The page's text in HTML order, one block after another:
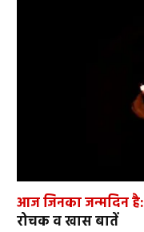
आज जिनका जन्मदिन है:
रोचक व खास बातें